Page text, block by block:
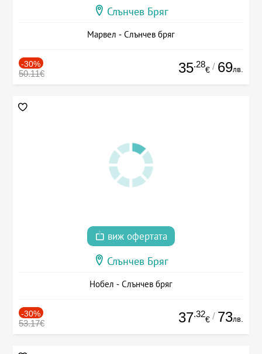
Слънчев Бряг
Марвел - Слънчев бряг
-30%
50.11€ 35.28
€ / 69лв.
виж офертата
Слънчев Бряг
Нобел - Слънчев бряг
-30%
53.17€ 37.32
€ / 73лв.